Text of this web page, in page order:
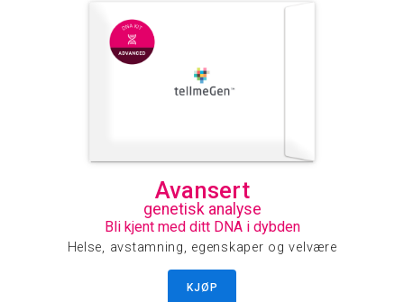
Avansert
genetisk analyse
Bli kjent med ditt DNA i dybden
Helse, avstamning, egenskaper og velvære
KJØP